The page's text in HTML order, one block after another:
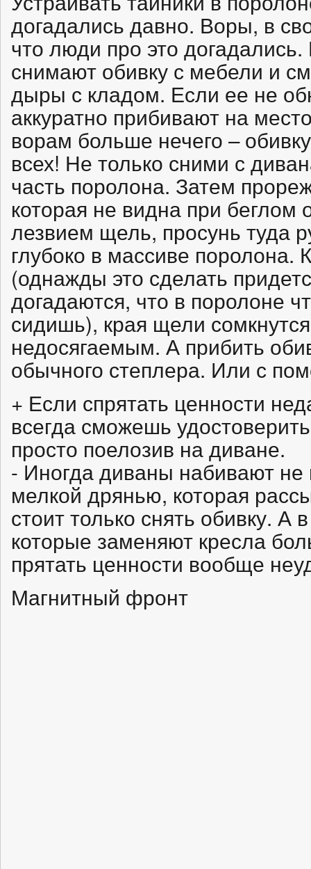
догадались давно. Воры, в
что люди про это
снимают обивку с мебели и
дыры с кладом. Если ее не
аккуратно прибивают на
ворам больше нечего –
всех! Не только сними с
часть поролона. Затем
которая не видна при
лезвием щель, просунь туда
глубоко в массиве
(однажды это сделать
догадаются, что в поролоне
сидишь), края щели
недосягаемым. А прибить
обычного степлера. Или с
+ Если спрятать ценности
всегда сможешь
просто поелозив на диване.
- Иногда диваны набивают не
мелкой дрянью, которая
стоит только снять обивку. А
которые заменяют кресла
прятать ценности вообще
Магнитный фронт